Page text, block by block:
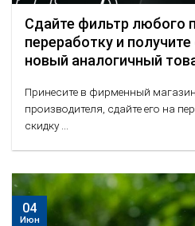
Сдайте фильтр любого
переработку и получите
новый аналогичный
Принесите в фирменный
производителя, сдайте его на
скидку ...
04
Июн